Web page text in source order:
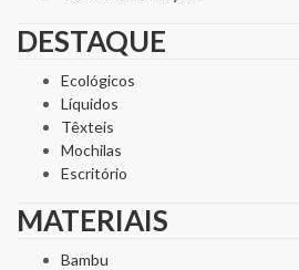
DESTAQUE
Ecológicos
Líquidos
Têxteis
Mochilas
Escritório
MATERIAIS
Bambu